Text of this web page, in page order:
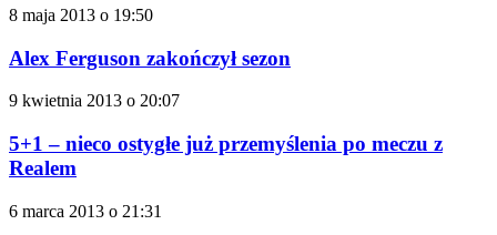
8 maja 2013 o 19:50
Alex Ferguson zakończył sezon
9 kwietnia 2013 o 20:07
5+1 – nieco ostygłe już przemyślenia po meczu z
Realem
6 marca 2013 o 21:31